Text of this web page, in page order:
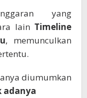
yang
lain Timeline
, memunculkan
diumumkan
adanya